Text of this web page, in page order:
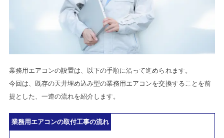
業務用エアコンの設置は、以下の手順に沿って進められます。
今回は、既存の天井埋め込み型の業務用エアコンを交換することを前
提とした、一連の流れを紹介します。
業務用エアコンの取付工事の流れ